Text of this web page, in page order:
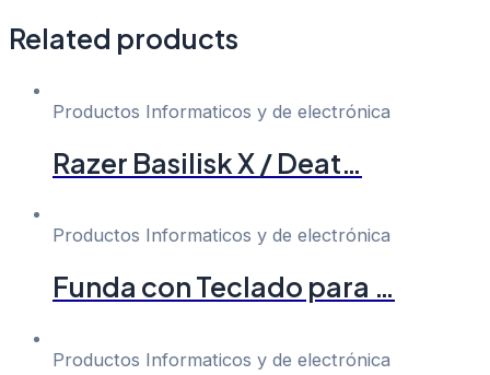
Related products
Productos Informaticos y de electrónica
Razer Basilisk X / Deat…
Productos Informaticos y de electrónica
Funda con Teclado para …
Productos Informaticos y de electrónica